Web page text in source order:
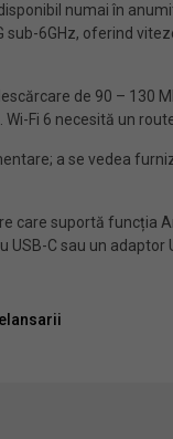
numai în
6GHz, oferind
de 90 – 130
Fi 6 necesită un
a se vedea
care suportă
C sau un adaptor